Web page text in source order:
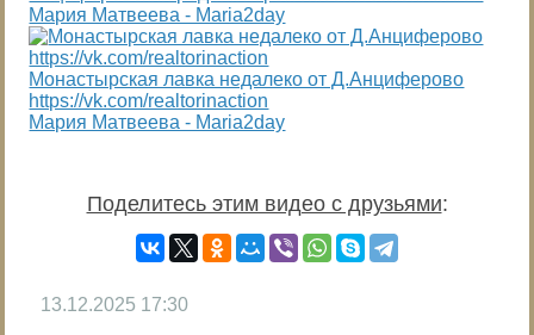
Мария Матвеева - Maria2day
Монастырская лавка недалеко от Д.Анциферово
https://vk.com/realtorinaction
Мария Матвеева - Maria2day
Поделитесь этим видео с друзьями:
13.12.2025 17:30